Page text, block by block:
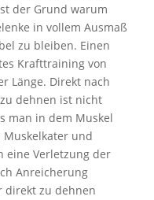
der Grund warum
in vollem Ausmaß
zu bleiben. Einen
Krafttraining von
Länge. Direkt nach
dehnen ist nicht
man in dem Muskel
und
eine Verletzung der
Anreicherung
direkt zu dehnen